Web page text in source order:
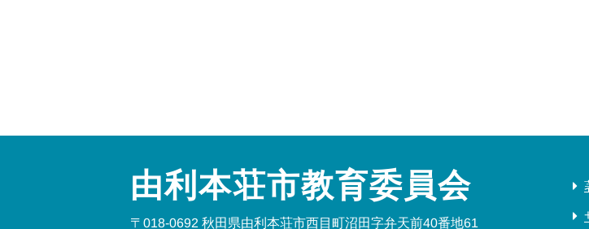
由利本荘市教育委員会
〒018-0692 秋田県由利本荘市西目町沼田字弁天前40番地61